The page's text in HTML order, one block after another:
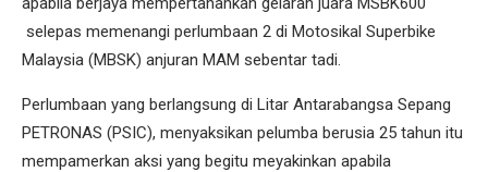
selepas memenangi perlumbaan 2 di Motosikal Superbike
Malaysia (MBSK) anjuran MAM sebentar tadi.
Perlumbaan yang berlangsung di Litar Antarabangsa Sepang
PETRONAS (PSIC), menyaksikan pelumba berusia 25 tahun itu
mempamerkan aksi yang begitu meyakinkan apabila